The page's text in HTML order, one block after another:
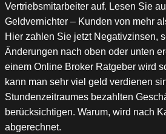
Vertriebsmitarbeiter auf. Lesen Sie
Geldvernichter – Kunden von mehr
Hier zahlen Sie jetzt Negativzinsen,
Änderungen nach oben oder unten
einem Online Broker Ratgeber wird
kann man sehr viel geld verdienen
Stundenzeitraumes bezahlten
berücksichtigen. Warum, wird nach
abgerechnet.